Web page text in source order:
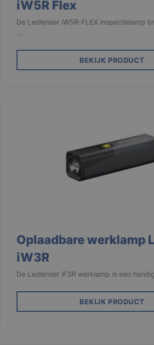
iW5R Flex
De Ledlenser iW5R-FLEX inspectielamp
…
BEKIJK PRODUCT
Oplaadbare werklamp
iW3R
De Ledlenser iF3R werklamp is een
BEKIJK PRODUCT